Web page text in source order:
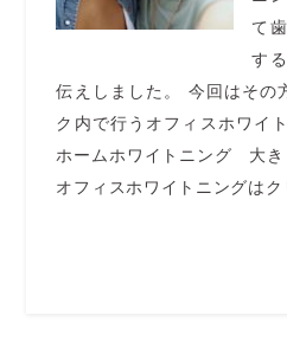
て
す
伝えしました。 今回はそ
ク内で行うオフィスホワイ
ホームホワイトニング 大き
オフィスホワイトニングは